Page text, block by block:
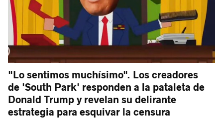
"Lo sentimos muchísimo". Los creadores
de 'South Park' responden a la pataleta de
Donald Trump y revelan su delirante
estrategia para esquivar la censura